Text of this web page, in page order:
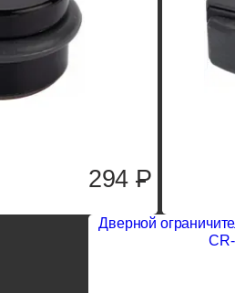
294P
Дверной